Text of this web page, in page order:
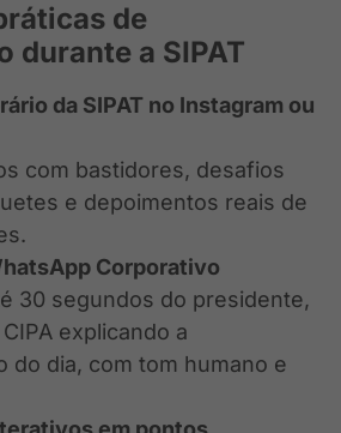
de
durante a SIPAT
da SIPAT no Instagram ou
com bastidores, desafios
e depoimentos reais de
Corporativo
30 segundos do presidente,
explicando a
do dia, com tom humano e